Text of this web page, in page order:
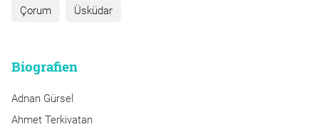
Çorum Üsküdar
Biografien
Adnan Gürsel
Ahmet Terkivatan